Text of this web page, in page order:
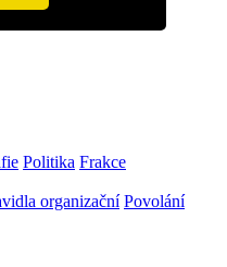
Politika Frakce
organizační Povolání